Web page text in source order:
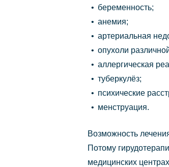
беременность;
анемия;
артериальная
опухоли
аллергическая
туберкулёз;
психические
менструация.
Возможность
Потому
медицинских